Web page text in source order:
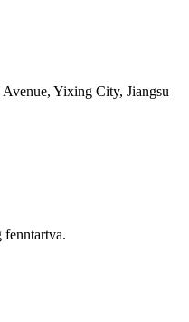
Yixing City, Jiangsu